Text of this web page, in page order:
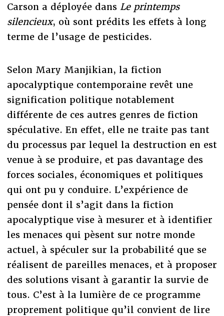
Carson a déployée dans Le printemps
silencieux, où sont prédits les effets à long
terme de l’usage de pesticides.
Selon Mary Manjikian, la fiction
apocalyptique contemporaine revêt une
signification politique notablement
différente de ces autres genres de fiction
spéculative. En effet, elle ne traite pas tant
du processus par lequel la destruction en est
venue à se produire, et pas davantage des
forces sociales, économiques et politiques
qui ont pu y conduire. L’expérience de
pensée dont il s’agit dans la fiction
apocalyptique vise à mesurer et à identifier
les menaces qui pèsent sur notre monde
actuel, à spéculer sur la probabilité que se
réalisent de pareilles menaces, et à proposer
des solutions visant à garantir la survie de
tous. C’est à la lumière de ce programme
proprement politique qu’il convient de lire